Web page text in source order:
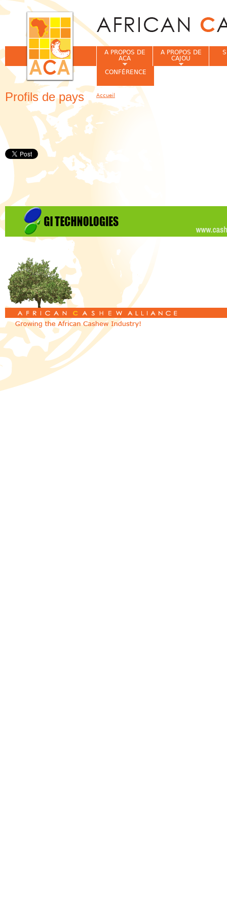
Profils de pays
A PROPOS DE
ACA
A PROPOS DE
CAJOU
CONFÉRENCE
Vous êtes ici
Accueil